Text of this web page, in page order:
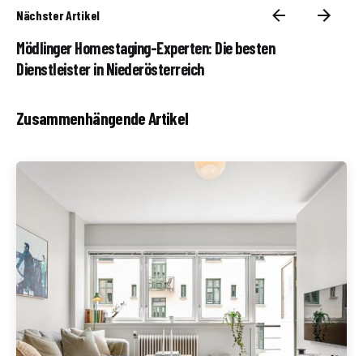
Nächster Artikel
Mödlinger Homestaging-Experten: Die besten
Dienstleister in Niederösterreich
Zusammenhängende Artikel